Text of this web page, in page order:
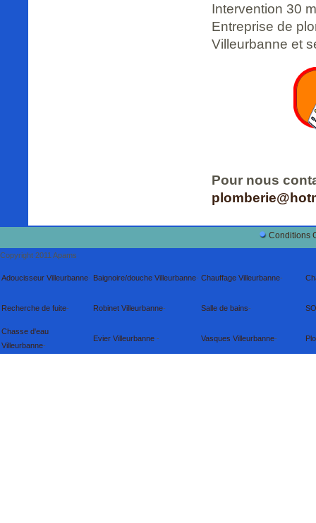
Intervention 30
Entreprise de
Villeurbanne et
Pour nous
Conditions
Copyright 2011 Apams
Adoucisseur Villeurbanne- Baignoire/douche Villeurbanne- Chauffage Villeurbanne-
Recherche de fuite- Robinet Villeurbanne- Salle de bains-
Chasse d'eau
Villeurbanne-
Evier Villeurbanne - Vasques Villeurbanne-